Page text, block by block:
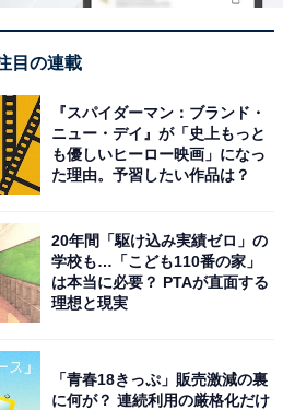
目の連載
『スパイダーマン：ブランド・
ニュー・デイ』が「史上もっと
も優しいヒーロー映画」になっ
た理由。予習したい作品は？
20年間「駆け込み実績ゼロ」の
学校も…「こども110番の家」
は本当に必要？ PTAが直面する
理想と現実
「青春18きっぷ」販売激減の裏
に何が？ 連続利用の厳格化だけ